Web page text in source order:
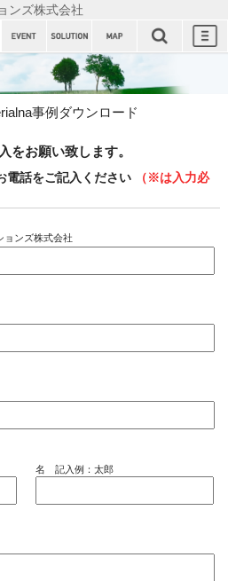
ンズ株式会社
事例ダウンロード
をお願い致します。
電話をご記入ください（※は入力必
ョンズ株式会社
名 記入例：太郎